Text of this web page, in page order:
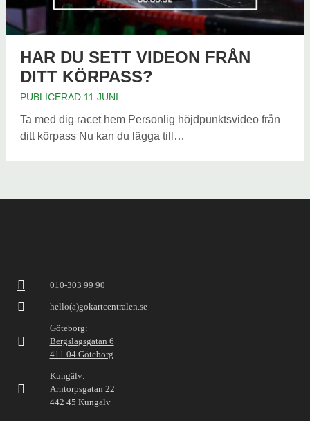
HAR DU SETT VIDEON FRÅN
DITT KÖRPASS?
PUBLICERAD 11 JUNI
Ta med dig racet hem Personlig höjdpunktsvideo från
ditt körpass Nu kan du lägga till…
010-303 99 90
hello(a)gokartcentralen.se
Göteborg:
Bergslagsgatan 6
411 04 Göteborg
Kungälv:
Arntorpsgatan 22
442 45 Kungälv